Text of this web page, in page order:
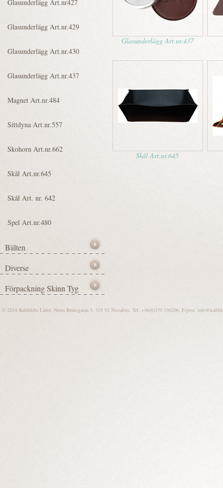
Glasunderlägg Art.nr.437
Skål Art.nr.645
© 2018 Kallfeldts Läder, Norra Bruksgatan 5, 335 92 Nissafors, Tel. +46(0)370 336206, E-post.